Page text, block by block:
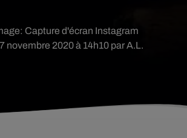
novembre 2020 à 14h10 par A.L.
Capture d'écran Instagram